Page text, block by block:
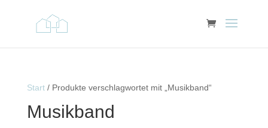
Start/ Produkte verschlagwortet mit „Musikband“
Musikband